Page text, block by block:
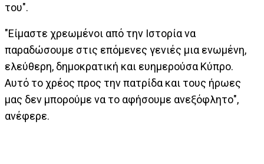
του".
"Είμαστε χρεωμένοι από την Ιστορία να
παραδώσουμε στις επόμενες γενιές μια ενωμένη,
ελεύθερη, δημοκρατική και ευημερούσα Κύπρο.
Αυτό το χρέος προς την πατρίδα και τους ήρωες
μας δεν μπορούμε να το αφήσουμε ανεξόφλητο",
ανέφερε.